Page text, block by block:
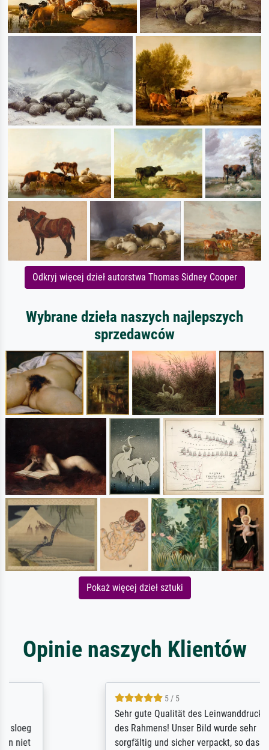
Odkryj więcej dzieł autorstwa Thomas Sidney Cooper
Wybrane dzieła naszych najlepszych
sprzedawców
Pokaż więcej dzieł sztuki
Opinie naszych Klientów
Sehr gute Qualität des Leinwanddrucks und
des Rahmens! Unser Bild wurde sehr
sorgfältig und sicher verpackt, so dass es